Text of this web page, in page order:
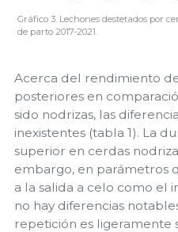
Gráfico 3. Lechones destetados por
de parto 2017-2021.
Acerca del rendimiento
posteriores en
sido nodrizas, las
inexistentes (tabla 1). La
superior en cerdas
embargo, en parámetros
a la salida a celo como el
no hay diferencias
repetición es ligeramente